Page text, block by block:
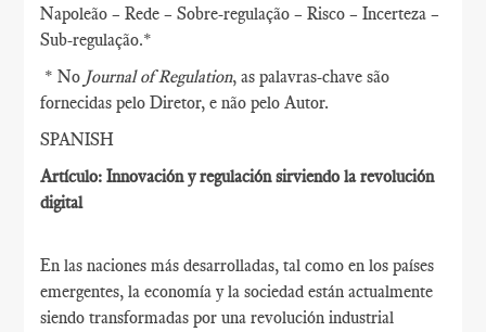
Napoleão – Rede – Sobre-regulação – Risco – Incerteza –
Sub-regulação.*
* No Journal of Regulation, as palavras-chave são
fornecidas pelo Diretor, e não pelo Autor.
SPANISH
Artículo: Innovación y regulación sirviendo la revolución
digital
En las naciones más desarrolladas, tal como en los países
emergentes, la economía y la sociedad están actualmente
siendo transformadas por una revolución industrial